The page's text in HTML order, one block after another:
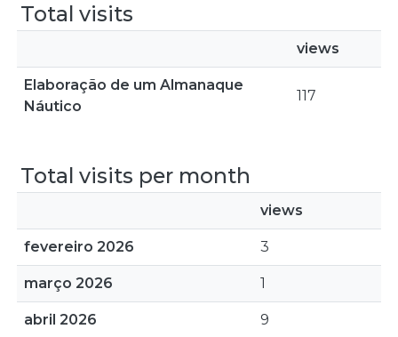
Total visits
views
Elaboração de um Almanaque
Náutico
117
Total visits per month
views
fevereiro 2026 3
março 2026 1
abril 2026 9